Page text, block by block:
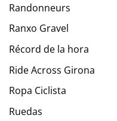
Randonneurs
Ranxo Gravel
Récord de la hora
Ride Across Girona
Ropa Ciclista
Ruedas